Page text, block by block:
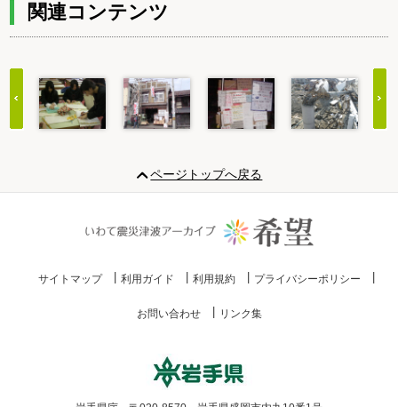
関連コンテンツ
20
ページトップへ戻る
サイトマップ 利用ガイド 利用規約 プライバシーポリシー
お問い合わせ リンク集